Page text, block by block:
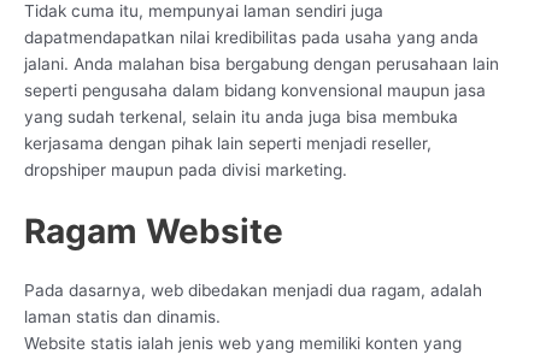
Tidak cuma itu, mempunyai laman sendiri juga
dapatmendapatkan nilai kredibilitas pada usaha yang anda
jalani. Anda malahan bisa bergabung dengan perusahaan lain
seperti pengusaha dalam bidang konvensional maupun jasa
yang sudah terkenal, selain itu anda juga bisa membuka
kerjasama dengan pihak lain seperti menjadi reseller,
dropshiper maupun pada divisi marketing.
Ragam Website
Pada dasarnya, web dibedakan menjadi dua ragam, adalah
laman statis dan dinamis.
Website statis ialah jenis web yang memiliki konten yang